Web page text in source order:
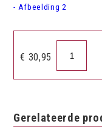
€ 30,95
aantal
Gerelateerde